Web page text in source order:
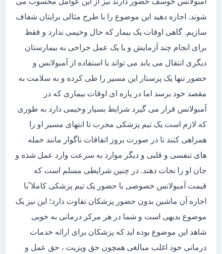
شوند. اجازه دهید این موضوع را با طرح مثالی برایتان شفاف
سازیم. گاهی اوقات یک بیمار که حال وخیمی ندارد و فقط
برای انجام چند آزمایش و یا یک عمل جراحی به بیمارستان
دیگری انتقال می یابد می تواند با استفاده از آمبولانس و
حضور تنها یک پرستار این مسیر را طی کرده و به سلامت به
مقصد خود برسد اما در پاره ای اوقات بیماری که در
آمبولانس قرار می گیرد شرایط بسیار وخیمی دارد به طوری
که لازم است یک تیم پزشکی مجرب تا انتهای مسیر او را
همراهی کنند تا در صورت بروز اتفاقات ناگوار مانند حمله
های تنفسی و قلبی و دیگر موارد به سرعت وارد عمل شده و
جان او را نجات دهند. در چنین شرایطی مسلم است که
قیمت آمبولانس خصوصی با حضور یک تیم پزشکی کاملا ًبا
اجاره آن ماشین بدون حضور پزشکان تفاوت دارد؛ این نیز یک
موضوع بدیهی است و شما در هر مرکز درمانی به خوبی
شاهد این موضوع بوده اید که پزشکان برای ارائه خدمات
درمانی خود اغلب مبالغی همچون حق ویزیت ، حق عمل و